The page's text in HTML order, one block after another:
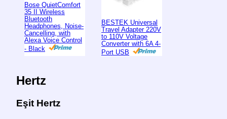
Bose QuietComfort
35 II Wireless
Bluetooth
Headphones, Noise-
Cancelling, with
Alexa Voice Control
- Black
BESTEK Universal
Travel Adapter 220V
to 110V Voltage
Converter with 6A 4-
Port USB
Hertz
Eşit Hertz